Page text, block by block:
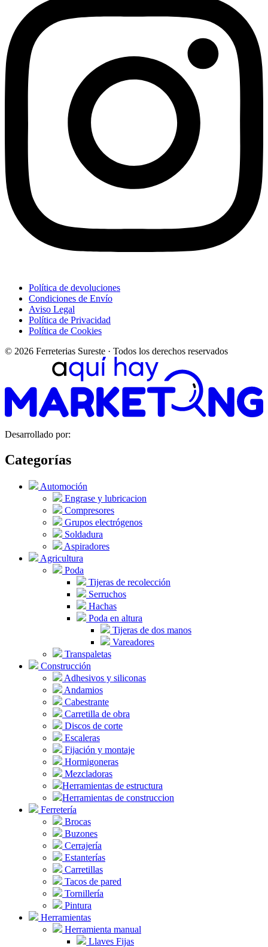
Política de devoluciones
Condiciones de Envío
Aviso Legal
Política de Privacidad
Política de Cookies
© 2026 Ferreterias Sureste · Todos los derechos reservados
Desarrollado por:
Categorías
Automoción
Engrase y lubricacion
Compresores
Grupos electrógenos
Soldadura
Aspiradores
Agricultura
Poda
Tijeras de recolección
Serruchos
Hachas
Poda en altura
Tijeras de dos manos
Vareadores
Transpaletas
Construcción
Adhesivos y siliconas
Andamios
Cabestrante
Carretilla de obra
Discos de corte
Escaleras
Fijación y montaje
Hormigoneras
Mezcladoras
Herramientas de estructura
Herramientas de construccion
Ferretería
Brocas
Buzones
Cerrajería
Estanterías
Carretillas
Tacos de pared
Tornillería
Pintura
Herramientas
Herramienta manual
Llaves Fijas